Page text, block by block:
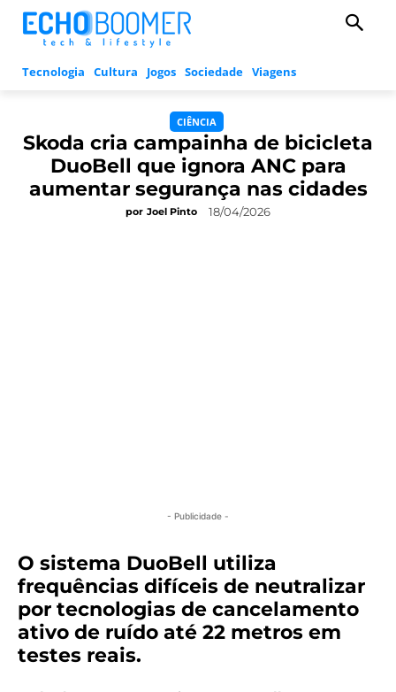
Tecnologia Cultura Jogos Sociedade Viagens
CIÊNCIA
Skoda cria campainha de bicicleta
DuoBell que ignora ANC para
aumentar segurança nas cidades
por Joel Pinto 18/04/2026
- Publicidade -
O sistema DuoBell utiliza
frequências difíceis de neutralizar
por tecnologias de cancelamento
ativo de ruído até 22 metros em
testes reais.